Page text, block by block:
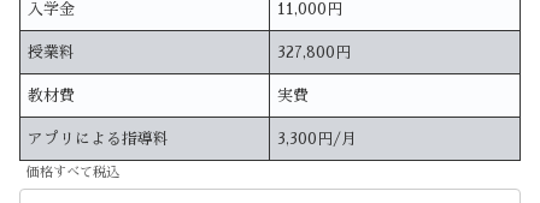
入学金 11,000円
授業料 327,800円
教材費 実費
アプリによる指導料 3,300円/月
価格すべて税込